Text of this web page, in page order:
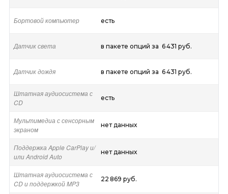
Бортовой компьютер есть
Датчик света в пакете опций за 6 431 руб.
Датчик дождя в пакете опций за 6 431 руб.
Штатная аудиосистема с
CD
есть
Мультимедиа с сенсорным
экраном
нет данных
Поддержка Apple CarPlay и/
или Android Auto
нет данных
Штатная аудиосистема с
CD и поддержкой MP3
22 869 руб.